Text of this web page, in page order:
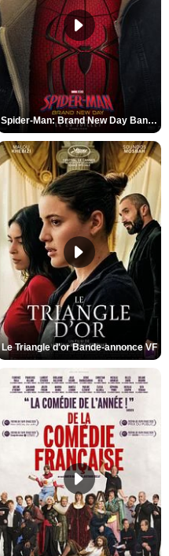
Spider-Man: Brand New Day Bande-annonce VO STFR
Le Triangle d'or Bande-annonce VF